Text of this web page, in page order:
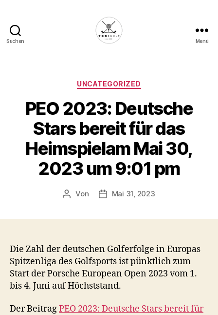
Suchen
Deine
Plattform
für
Golfbegeisterte!
Menü
Kategorien
UNCATEGORIZED
PEO 2023: Deutsche
Stars bereit für das
Heimspielam Mai 30,
2023 um 9:01 pm
Beitragsautor
Von Veröffentlichungsdatum
Mai 31, 2023
Die Zahl der deutschen Golferfolge in Europas
Spitzenliga des Golfsports ist pünktlich zum
Start der Porsche European Open 2023 vom 1.
bis 4. Juni auf Höchststand.
Der BeitragPEO 2023: Deutsche Stars bereit für